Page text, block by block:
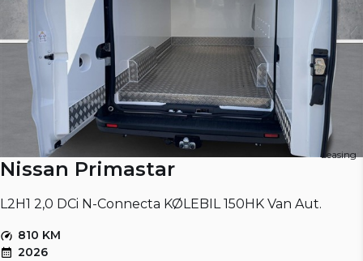
Leasing
Nissan Primastar
L2H1 2,0 DCi N-Connecta KØLEBIL 150HK Van Aut.
810 KM
2026